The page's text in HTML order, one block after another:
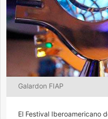
Galardon FIAP
El Festival Iberoamericano